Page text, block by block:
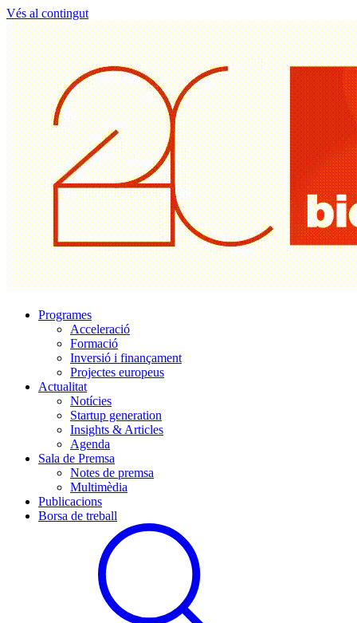
Vés al contingut
Programes
Acceleració
Formació
Inversió i finançament
Projectes europeus
Actualitat
Notícies
Startup generation
Insights & Articles
Agenda
Sala de Premsa
Notes de premsa
Multimèdia
Publicacions
Borsa de treball